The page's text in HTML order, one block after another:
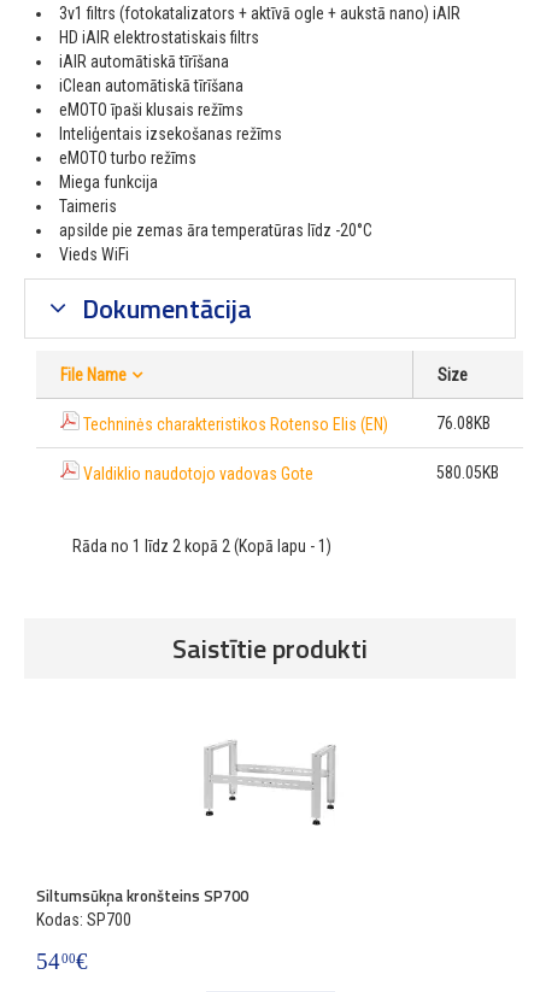
3v1 filtrs (fotokatalizators + aktīvā ogle + aukstā nano) iAIR
HD iAIR elektrostatiskais filtrs
iAIR automātiskā tīrīšana
iClean automātiskā tīrīšana
eMOTO īpaši klusais režīms
Inteliģentais izsekošanas režīms
eMOTO turbo režīms
Miega funkcija
Taimeris
apsilde pie zemas āra temperatūras līdz -20°C
Vieds WiFi
Dokumentācija
File Name Size
Techninės charakteristikos Rotenso Elis (EN) 76.08KB
Valdiklio naudotojo vadovas Gote 580.05KB
Rāda no 1 līdz 2 kopā 2 (Kopā lapu - 1)
Saistītie produkti
Siltumsūkņa kronšteins SP700
Kodas: SP700
5400€